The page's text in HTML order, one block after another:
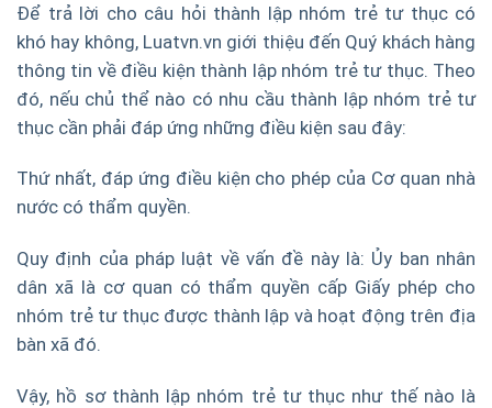
Để trả lời cho câu hỏi thành lập nhóm trẻ tư thục có
khó hay không, Luatvn.vn giới thiệu đến Quý khách hàng
thông tin về điều kiện thành lập nhóm trẻ tư thục. Theo
đó, nếu chủ thể nào có nhu cầu thành lập nhóm trẻ tư
thục cần phải đáp ứng những điều kiện sau đây:
Thứ nhất, đáp ứng điều kiện cho phép của Cơ quan nhà
nước có thẩm quyền.
Quy định của pháp luật về vấn đề này là: Ủy ban nhân
dân xã là cơ quan có thẩm quyền cấp Giấy phép cho
nhóm trẻ tư thục được thành lập và hoạt động trên địa
bàn xã đó.
Vậy, hồ sơ thành lập nhóm trẻ tư thục như thế nào là